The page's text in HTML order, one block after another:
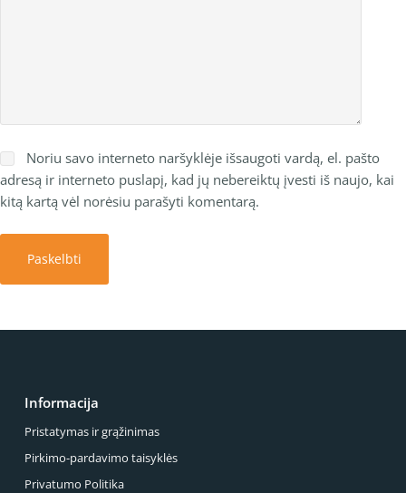
Noriu savo interneto naršyklėje išsaugoti vardą, el. pašto
adresą ir interneto puslapį, kad jų nebereiktų įvesti iš naujo, kai
kitą kartą vėl norėsiu parašyti komentarą.
Paskelbti
Informacija
Pristatymas ir grąžinimas
Pirkimo-pardavimo taisyklės
Privatumo Politika